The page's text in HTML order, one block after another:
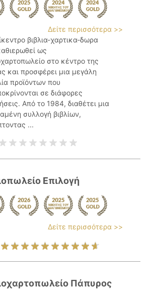
Δείτε περισσότερα >>
βιβλια-χαρτικα-δωρα
ως
στο κέντρο της
και προσφέρει μια μεγάλη
προϊόντων που
σε διάφορες
Από το 1984, διαθέτει μια
συλλογή βιβλίων,
...
Επιλογή
Δείτε περισσότερα >>
Πάπυρος